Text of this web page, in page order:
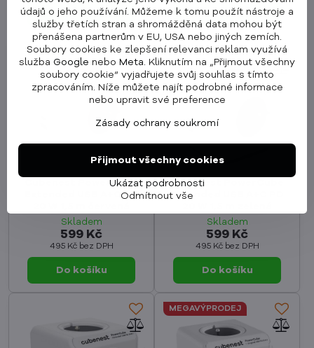
Do košíku Do košíku
Cubenest PowerCube
Extended USB A+C PD
Skladem
599 Kč
495 Kč bez DPH
Do košíku
Cubenest PowerCube
Extended USB A+C PD
Skladem
599 Kč
495 Kč bez DPH
Do košíku
MEGAVÝPRODEJ
údajů o jeho používání. Můžeme k tomu použít nástroje a
služby třetích stran a shromážděná data mohou být
přenášena partnerům v EU, USA nebo jiných zemích.
Soubory cookies ke zlepšení relevanci reklam využívá
služba Google nebo Meta . Kliknutím na „Přijmout všechny
soubory cookie“ vyjadřujete svůj souhlas s tímto
zpracováním. Níže můžete najít podrobné informace
nebo upravit své preference
Zásady ochrany soukromí
Ukázat podrobnosti
Přijmout všechny cookies
Odmítnout vše